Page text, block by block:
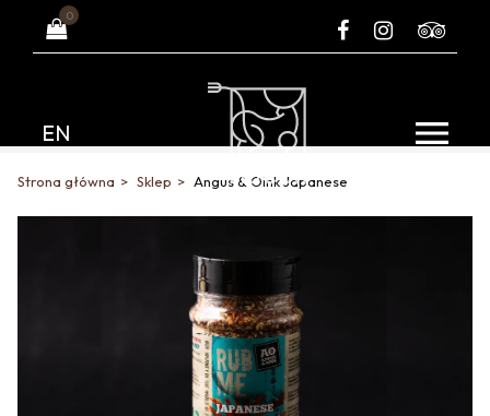
0
EN
Strona główna Sklep Angus & Oink Japanese